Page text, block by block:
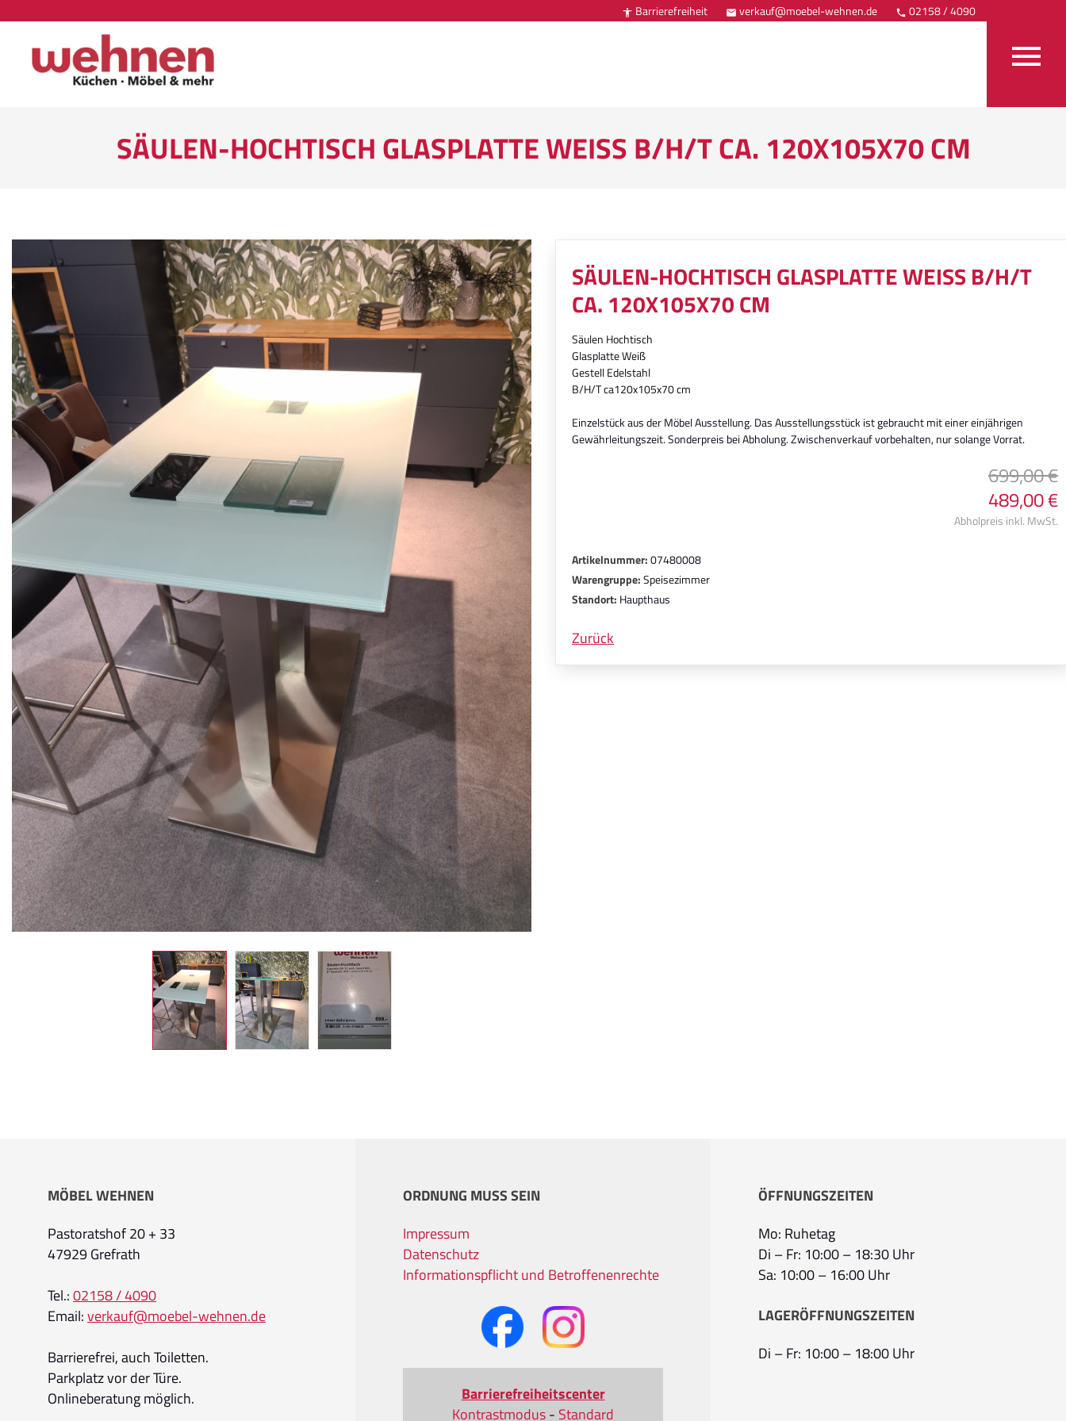
 Barrierefreiheit  verkauf@moebel-wehnen.de  02158 / 4090
SÄULEN-HOCHTISCH GLASPLATTE WEISS B/H/T CA. 120X105X70 CM
SÄULEN-HOCHTISCH GLASPLATTE WEISS B/H/T C
A. 120X105X70 CM
Säulen Hochtisch
Glasplatte Weiß
Gestell Edelstahl
B/H/T ca120x105x70 cm
Einzelstück aus der Möbel Ausstellung. Das Ausstellungsstück ist gebraucht mit einer einjährigen
Gewährleitungszeit. Sonderpreis bei Abholung. Zwischenverkauf vorbehalten, nur solange Vorrat.
699,00 €
489,00 €
Abholpreis inkl. MwSt.
Artikelnummer:07480008
Warengruppe:Speisezimmer
Standort: Haupthaus
Zurück
MÖBEL WEHNEN
Pastoratshof 20 + 33
47929 Grefrath
Tel.:02158 / 4090
Email:verkauf@moebel-wehnen.de
Barrierefrei, auch Toiletten.
Parkplatz vor der Türe.
Onlineberatung möglich.
ORDNUNG MUSS SEIN
Impressum
Datenschutz
Informationspflicht und Betroffenenrechte
Barrierefreiheitscenter
Kontrastmodus- Standard
ÖFFNUNGSZEITEN
Mo: Ruhetag
Di – Fr: 10:00 – 18:30 Uhr
Sa: 10:00 – 16:00 Uhr
LAGERÖFFNUNGSZEITEN
Di – Fr: 10:00 – 18:00 Uhr